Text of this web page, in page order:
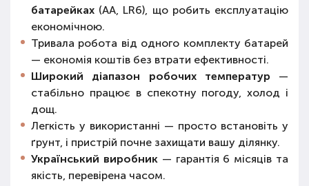
батарейках (AA, LR6), що робить експлуатацію
економічною.
Тривала робота від одного комплекту батарей
— економія коштів без втрати ефективності.
Широкий діапазон робочих температур —
стабільно працює в спекотну погоду, холод і
дощ.
Легкість у використанні — просто встановіть у
ґрунт, і пристрій почне захищати вашу ділянку.
Український виробник— гарантія 6 місяців та
якість, перевірена часом.